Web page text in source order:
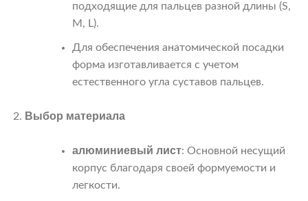
подходящие для пальцев разной длины (S,
M, L).
Для обеспечения анатомической посадки
форма изготавливается с учетом
естественного угла суставов пальцев.
Выбор материала
алюминиевый лист: Основной несущий
корпус благодаря своей формуемости и
легкости.